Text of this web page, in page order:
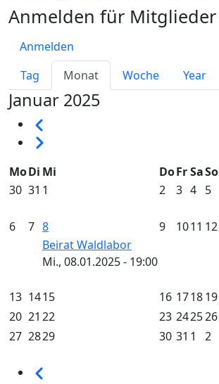
Primary tabs
Tag Monat Woche Year
Januar 2025
Seitennummerierung
Weiter
MoDi Mi DoFrSaSo
30 31 1 2 3 4 5
6 7 8 9 1011 12
Beirat Waldlabor
Mi., 08.01.2025 - 19:00
13 1415 16 171819
20 21 22 23 242526
27 2829 30 31 1 2
Seitennummerierung
Anmelden für Mitglieder
Anmelden